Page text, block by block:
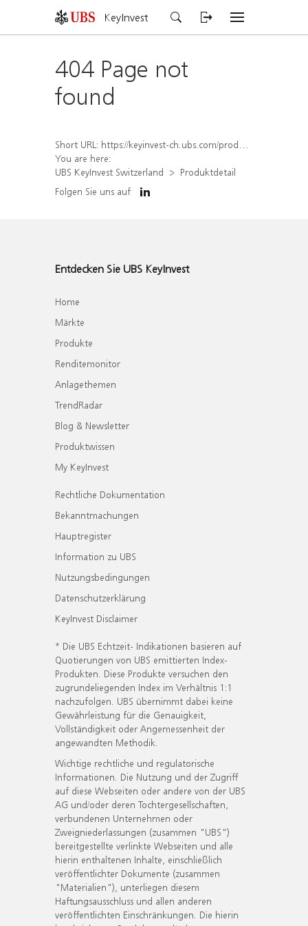
KeyInvest
404 Page not
found
Short URL: https://keyinvest-ch.ubs.com/produkt/detail/index/isin/CH1584635580
You are here:
UBS KeyInvest Switzerland
Produktdetail
Folgen Sie uns auf
Entdecken Sie UBS KeyInvest
Home
Märkte
Produkte
Renditemonitor
Anlagethemen
TrendRadar
Blog & Newsletter
Produktwissen
My KeyInvest
Rechtliche Dokumentation
Bekanntmachungen
Hauptregister
Information zu UBS
Nutzungsbedingungen
Datenschutzerklärung
KeyInvest Disclaimer
* Die UBS Echtzeit- Indikationen basieren auf
Quotierungen von UBS emittierten Index-
Produkten. Diese Produkte versuchen den
zugrundeliegenden Index im Verhältnis 1:1
nachzufolgen. UBS übernimmt dabei keine
Gewährleistung für die Genauigkeit,
Vollständigkeit oder Angemessenheit der
angewandten Methodik.
Wichtige rechtliche und regulatorische
Informationen. Die Nutzung und der Zugriff
auf diese Webseiten oder andere von der UBS
AG und/oder deren Tochtergesellschaften,
verbundenen Unternehmen oder
Zweigniederlassungen (zusammen "UBS")
bereitgestellte verlinkte Webseiten und alle
hierin enthaltenen Inhalte, einschließlich
veröffentlichter Dokumente (zusammen
"Materialien"), unterliegen diesem
Haftungsausschluss und allen anderen
veröffentlichten Einschränkungen. Die hierin